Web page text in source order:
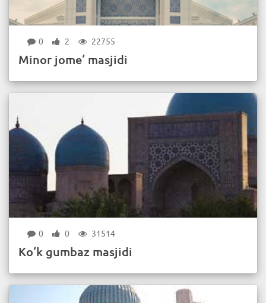
0 2 22755
Minor jome‘ masjidi
0 0 31514
Ko‘k gumbaz masjidi